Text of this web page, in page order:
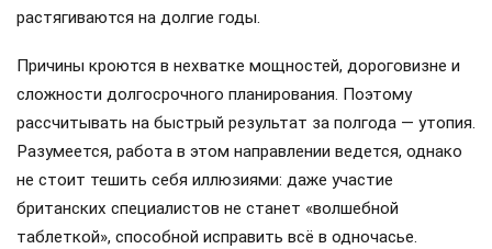
растягиваются на долгие годы.
Причины кроются в нехватке мощностей, дороговизне и
сложности долгосрочного планирования. Поэтому
рассчитывать на быстрый результат за полгода — утопия.
Разумеется, работа в этом направлении ведется, однако
не стоит тешить себя иллюзиями: даже участие
британских специалистов не станет «волшебной
таблеткой», способной исправить всё в одночасье.